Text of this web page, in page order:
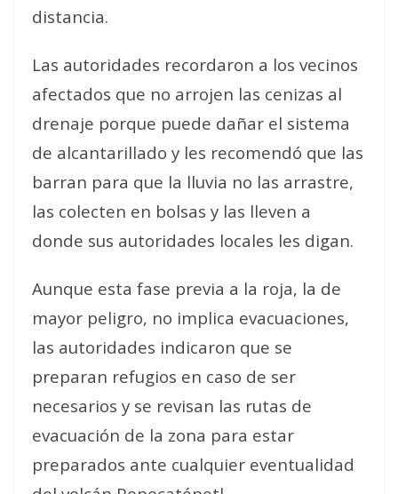
distancia.
Las autoridades recordaron a los vecinos
afectados que no arrojen las cenizas al
drenaje porque puede dañar el sistema
de alcantarillado y les recomendó que las
barran para que la lluvia no las arrastre,
las colecten en bolsas y las lleven a
donde sus autoridades locales les digan.
Aunque esta fase previa a la roja, la de
mayor peligro, no implica evacuaciones,
las autoridades indicaron que se
preparan refugios en caso de ser
necesarios y se revisan las rutas de
evacuación de la zona para estar
preparados ante cualquier eventualidad